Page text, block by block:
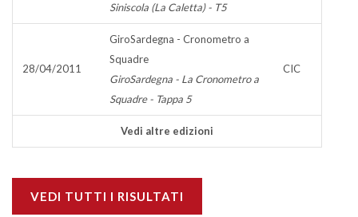
Siniscola (La Caletta) - T5
28/04/2011
GiroSardegna - Cronometro a
Squadre
GiroSardegna - La Cronometro a
Squadre - Tappa 5
CIC
Vedi altre edizioni
VEDI TUTTI I RISULTATI